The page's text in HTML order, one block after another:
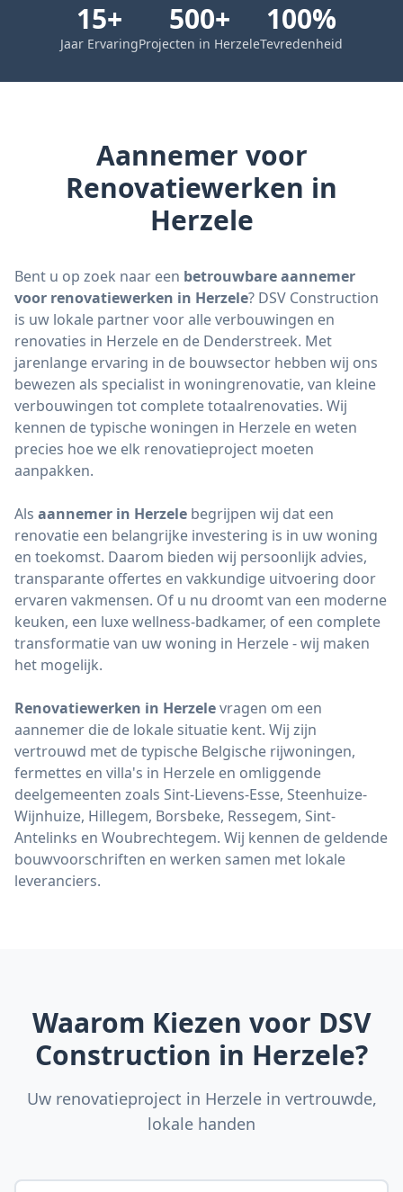
15+
Jaar Ervaring
500+
Projecten in Herzele
100%
Tevredenheid
Aannemer voor
Renovatiewerken in
Herzele
Bent u op zoek naar een betrouwbare aannemer
voor renovatiewerken in Herzele? DSV Construction
is uw lokale partner voor alle verbouwingen en
renovaties in Herzele en de Denderstreek. Met
jarenlange ervaring in de bouwsector hebben wij ons
bewezen als specialist in woningrenovatie, van kleine
verbouwingen tot complete totaalrenovaties. Wij
kennen de typische woningen in Herzele en weten
precies hoe we elk renovatieproject moeten
aanpakken.
Als aannemer in Herzele begrijpen wij dat een
renovatie een belangrijke investering is in uw woning
en toekomst. Daarom bieden wij persoonlijk advies,
transparante offertes en vakkundige uitvoering door
ervaren vakmensen. Of u nu droomt van een moderne
keuken, een luxe wellness-badkamer, of een complete
transformatie van uw woning in Herzele - wij maken
het mogelijk.
Renovatiewerken in Herzelevragen om een
aannemer die de lokale situatie kent. Wij zijn
vertrouwd met de typische Belgische rijwoningen,
fermettes en villa's in Herzele en omliggende
deelgemeenten zoals Sint-Lievens-Esse, Steenhuize-
Wijnhuize, Hillegem, Borsbeke, Ressegem, Sint-
Antelinks en Woubrechtegem. Wij kennen de geldende
bouwvoorschriften en werken samen met lokale
leveranciers.
Waarom Kiezen voor DSV
Construction in Herzele?
Uw renovatieproject in Herzele in vertrouwde,
lokale handen